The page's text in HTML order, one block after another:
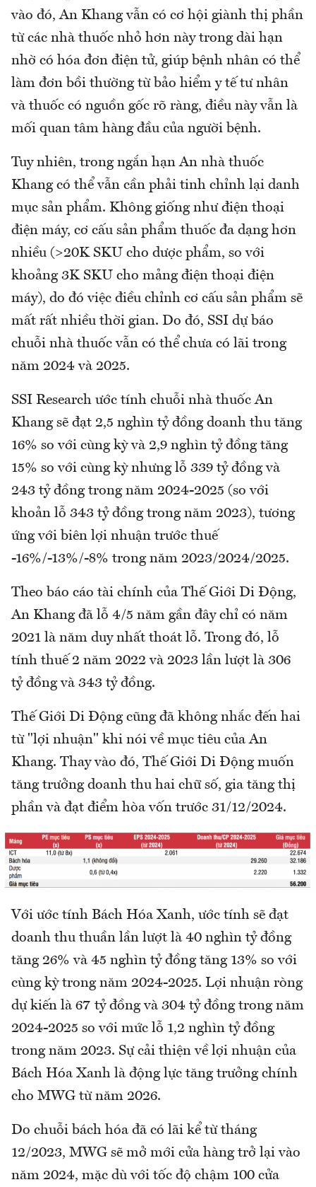
vào đó, An Khang vẫn có cơ hội giành thị phần
từ các nhà thuốc nhỏ hơn này trong dài hạn
nhờ có hóa đơn điện tử, giúp bệnh nhân có thể
làm đơn bồi thường từ bảo hiểm y tế tư nhân
và thuốc có nguồn gốc rõ ràng, điều này vẫn là
mối quan tâm hàng đầu của người bệnh.
Tuy nhiên, trong ngắn hạn An nhà thuốc
Khang có thể vẫn cần phải tinh chỉnh lại danh
mục sản phẩm. Không giống như điện thoại
điện máy, cơ cấu sản phẩm thuốc đa dạng hơn
nhiều (>20K SKU cho dược phẩm, so với
khoảng 3K SKU cho mảng điện thoại điện
máy), do đó việc điều chỉnh cơ cấu sản phẩm sẽ
mất rất nhiều thời gian. Do đó, SSI dự báo
chuỗi nhà thuốc vẫn có thể chưa có lãi trong
năm 2024 và 2025.
SSI Research ước tính chuỗi nhà thuốc An
Khang sẽ đạt 2,5 nghìn tỷ đồng doanh thu tăng
16% so với cùng kỳ và 2,9 nghìn tỷ đồng tăng
15% so với cùng kỳ nhưng lỗ 339 tỷ đồng và
243 tỷ đồng trong năm 2024-2025 (so với
khoản lỗ 343 tỷ đồng trong năm 2023), tương
ứng với biên lợi nhuận trước thuế
-16%/-13%/-8% trong năm 2023/2024/2025.
Theo báo cáo tài chính của Thế Giới Di Động,
An Khang đã lỗ 4/5 năm gần đây chỉ có năm
2021 là năm duy nhất thoát lỗ. Trong đó, lỗ
tính thuế 2 năm 2022 và 2023 lần lượt là 306
tỷ đồng và 343 tỷ đồng.
Thế Giới Di Động cũng đã không nhắc đến hai
từ "lợi nhuận" khi nói về mục tiêu của An
Khang. Thay vào đó, Thế Giới Di Động muốn
tăng trưởng doanh thu hai chữ số, gia tăng thị
phần và đạt điểm hòa vốn trước 31/12/2024.
Với ước tính Bách Hóa Xanh, ước tính sẽ đạt
doanh thu thuần lần lượt là 40 nghìn tỷ đồng
tăng 26% và 45 nghìn tỷ đồng tăng 13% so với
cùng kỳ trong năm 2024-2025. Lợi nhuận ròng
dự kiến là 67 tỷ đồng và 304 tỷ đồng trong năm
2024-2025 so với mức lỗ 1,2 nghìn tỷ đồng
trong năm 2023. Sự cải thiện về lợi nhuận của
Bách Hóa Xanh là động lực tăng trưởng chính
cho MWG từ năm 2026.
Do chuỗi bách hóa đã có lãi kể từ tháng
12/2023, MWG sẽ mở mới cửa hàng trở lại vào
năm 2024, mặc dù với tốc độ chậm 100 cửa